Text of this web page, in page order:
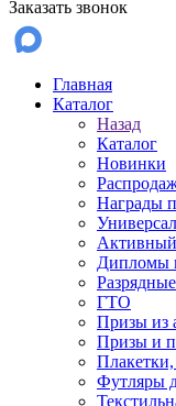
Заказать звонок
Главная
Каталог
Назад
Каталог
Новинки
Награды
Дипломы
ГТО
Призы из
Призы и
Футляры